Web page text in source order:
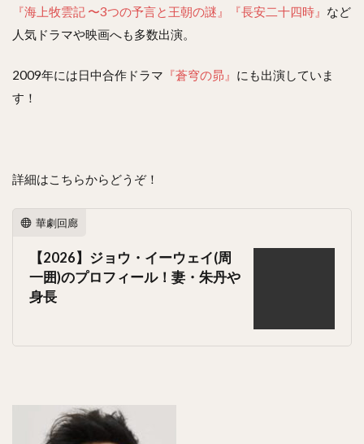
『海上牧雲記 〜3つの予言と王朝の謎』 『長安二十四時』 など
人気ドラマや映画へも多数出演。
2009年には日中合作ドラマ 『蒼穹の昴』 にも出演していま
す！
詳細はこちらからどうぞ！
華劇回廊
【2026】ジョウ・イーウェイ(周
一囲)のプロフィール！妻・朱丹や
身長